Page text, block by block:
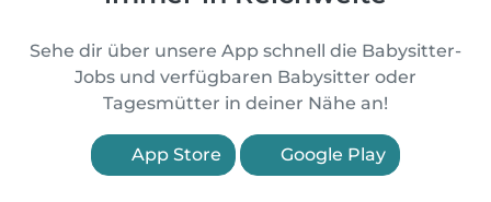
Sehe dir über unsere App schnell die Babysitter-
Jobs und verfügbaren Babysitter oder
Tagesmütter in deiner Nähe an!
App Store Google Play